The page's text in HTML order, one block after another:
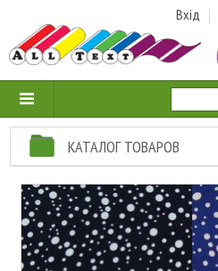
Вхід
КАТАЛОГ ТОВАРОВ